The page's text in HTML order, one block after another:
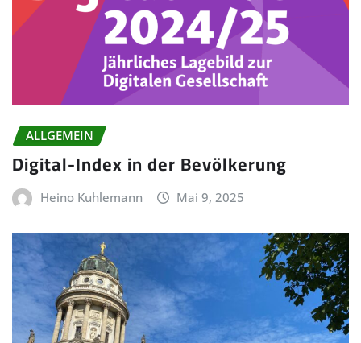
ALLGEMEIN
Digital-Index in der Bevölkerung
Heino Kuhlemann Mai 9, 2025